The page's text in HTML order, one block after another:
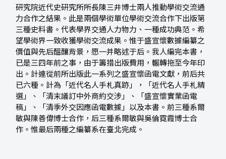
研究院近代史研究所所長陳三井博士兩人推動學術交流通
力合作之結果。此是兩個學術單位學術交流合作下出版第
三種史料書。代表學界交通人力物力、一種成功典范。希
望學術界一致收獲學術交流成果。惟于盛宣懷數據編纂之
價值與先后醞釀背景，愿一并略述于后。我人編完本書，
已是三四年前之事，由于籌措出版費用，輾轉拖至今年印
出。計連從前所出版此一系列之盛宣懷函電文獻，前后共
已六種。計為「近代名人手札真跡」，「近代名人手札精
選」、「清末議訂中外商約交涉」、「盛宣懷實業函電
稿」、「清季外交因應函電數據」以及本書。前三種系爾
敏與陳善偉博士合作，后三種系爾敏與吳倫霓霞博士合
作。惟最后兩種之編纂系在臺北完成。